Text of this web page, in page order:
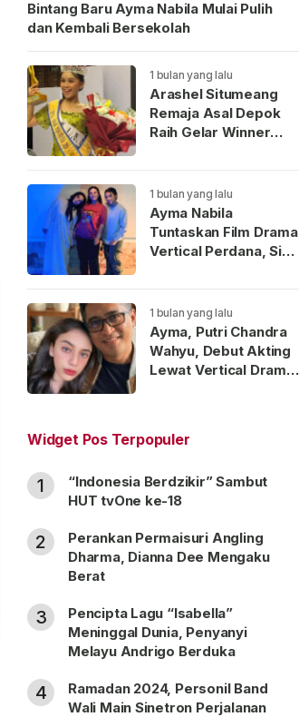
Bintang Baru Ayma Nabila Mulai Pulih
dan Kembali Bersekolah
1 bulan yang lalu
Arashel Situmeang
Remaja Asal Depok
Raih Gelar Winner
1 bulan yang lalu
Ayma Nabila
Tuntaskan Film Drama
Vertical Perdana, Siap
Indonesia
1 bulan yang lalu
Ayma, Putri Chandra
Wahyu, Debut Akting
Lewat Vertical Drama
Widget Pos Terpopuler
1
“Indonesia Berdzikir” Sambut
HUT tvOne ke-18
2
Perankan Permaisuri Angling
Dharma, Dianna Dee Mengaku
Berat
3
Pencipta Lagu “Isabella”
Meninggal Dunia, Penyanyi
Melayu Andrigo Berduka
4
Ramadan 2024, Personil Band
Wali Main Sinetron Perjalanan